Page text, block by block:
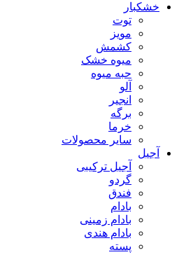
خشکبار
توت
مویز
کشمش
میوه خشک
حبه میوه
آلو
انجیر
برگه
خرما
سایر محصولات
آجیل
آجیل ترکیبی
گردو
فندق
بادام
بادام زمینی
بادام هندی
پسته